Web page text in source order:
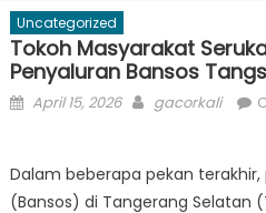
Uncategorized
Tokoh Masyarakat
Penyaluran Bansos
Posted
April 15, 2026 Author
gacorkali
Dalam beberapa pekan
(Bansos) di Tangerang Selatan